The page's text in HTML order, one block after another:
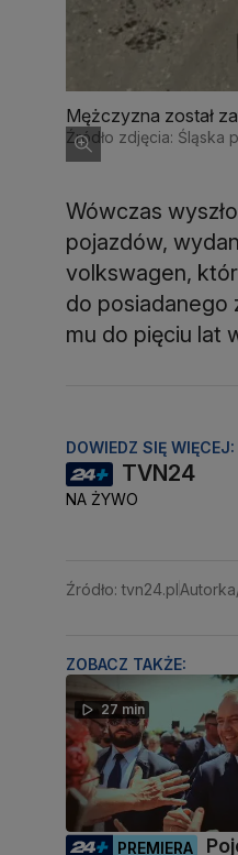
Mężczyzna został
Źródło zdjęcia: Śląska
Wówczas
pojazdów,
volkswagen,
do posiadanego
mu do pięciu lat
DOWIEDZ SIĘ WIĘCEJ:
TVN24
NA ŻYWO
Źródło: tvn24.pl
ZOBACZ TAKŻE:
27 min
PREMIERA